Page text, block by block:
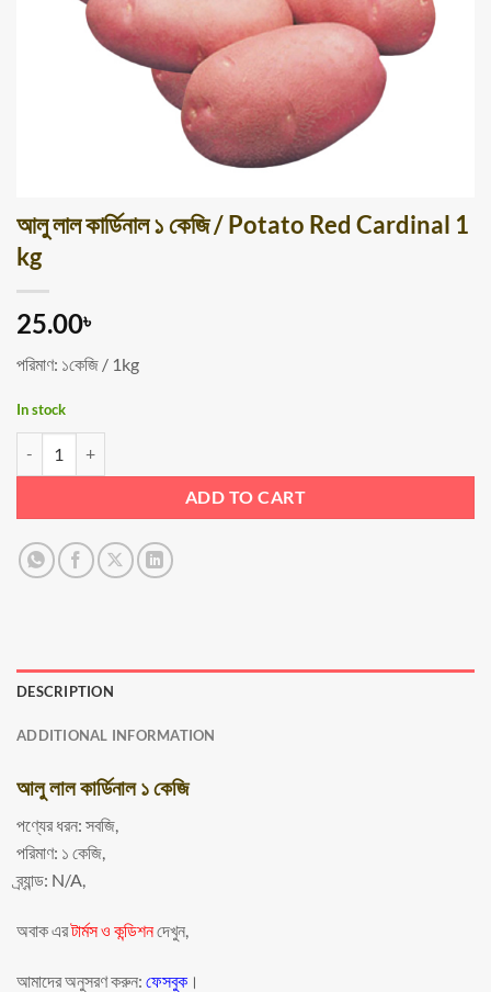
আলু লাল কার্ডিনাল ১ কেজি / Potato Red Cardinal 1
kg
25.00৳
পরিমাণ: ১কেজি / 1kg
In stock
ADD TO CART
DESCRIPTION
ADDITIONAL INFORMATION
আলু লাল কার্ডিনাল ১ কেজি
পণ্যের ধরন: সবজি,
পরিমাণ: ১ কেজি,
ব্র্যান্ড: N/A,
অবাক এরটার্মস ও কন্ডিশনদেখুন,
আমাদের অনুসরণ করুন: ফেসবুক ।